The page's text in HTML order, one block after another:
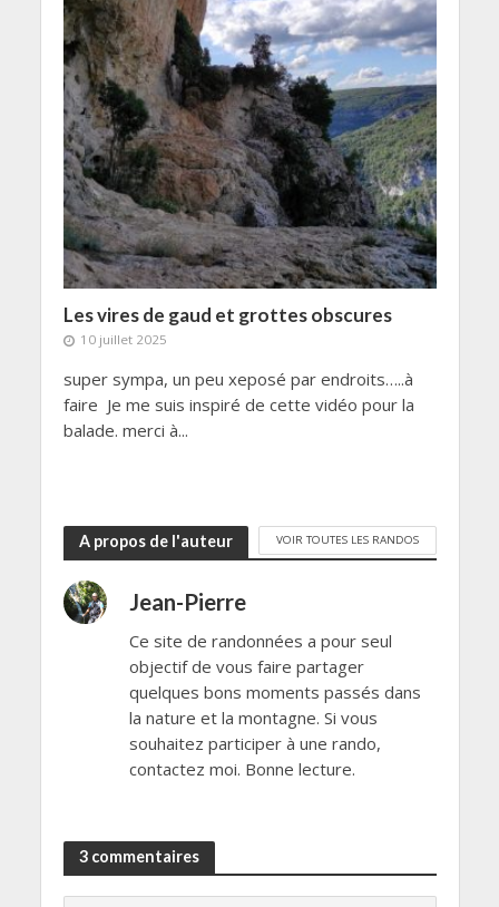
Les vires de gaud et grottes obscures
10 juillet 2025
super sympa, un peu xeposé par endroits…..à
faire Je me suis inspiré de cette vidéo pour la
balade. merci à...
A propos de l'auteur VOIR TOUTES LES RANDOS
Jean-Pierre
Ce site de randonnées a pour seul
objectif de vous faire partager
quelques bons moments passés dans
la nature et la montagne. Si vous
souhaitez participer à une rando,
contactez moi. Bonne lecture.
3 commentaires